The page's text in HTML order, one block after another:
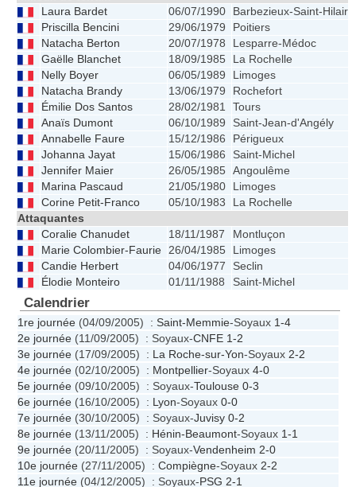
Laura Bardet
06/07/1990
Barbezieux-Saint-Hilaire
Priscilla Bencini
29/06/1979
Poitiers
Natacha Berton
20/07/1978
Lesparre-Médoc
Gaëlle Blanchet
18/09/1985
La Rochelle
Nelly Boyer
06/05/1989
Limoges
Natacha Brandy
13/06/1979
Rochefort
Émilie Dos Santos
28/02/1981
Tours
Anaïs Dumont
06/10/1989
Saint-Jean-d'Angély
Annabelle Faure
15/12/1986
Périgueux
Johanna Jayat
15/06/1986
Saint-Michel
Jennifer Maier
26/05/1985 Angoulême
Marina Pascaud
21/05/1980
Limoges
Corine Petit-Franco
05/10/1983
La Rochelle
Attaquantes
Coralie Chanudet
18/11/1987
Montluçon
Marie Colombier-Faurie 26/04/1985
Limoges
Candie Herbert
04/06/1977
Seclin
Élodie Monteiro
01/11/1988 Saint-Michel
Calendrier
1re journée (04/09/2005) : Saint-Memmie-Soyaux 1-4
2e journée (11/09/2005) : Soyaux-CNFE 1-2
3e journée (17/09/2005) : La Roche-sur-Yon-Soyaux 2-2
4e journée (02/10/2005) : Montpellier-Soyaux 4-0
5e journée (09/10/2005) : Soyaux-Toulouse 0-3
6e journée (16/10/2005) : Lyon-Soyaux 0-0
7e journée (30/10/2005) : Soyaux-Juvisy 0-2
8e journée (13/11/2005) : Hénin-Beaumont-Soyaux 1-1
9e journée (20/11/2005) : Soyaux-Vendenheim 2-0
10e journée (27/11/2005) : Compiègne-Soyaux 2-2
11e journée (04/12/2005) : Soyaux-PSG 2-1